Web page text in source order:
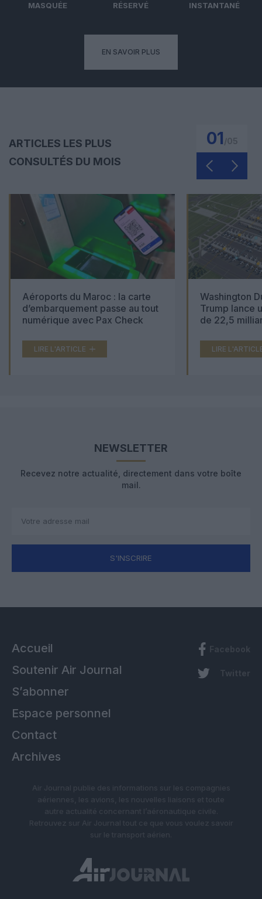
MASQUÉE
RÉSERVÉ
INSTANTANÉ
EN SAVOIR PLUS
ARTICLES LES PLUS
CONSULTÉS DU MOIS
01
Aéroports du Maroc : la carte
d’embarquement passe au tout
numérique avec Pax Check
LIRE L'ARTICLE
Washington
Trump lance
de 22,5
LIRE
NEWSLETTER
Recevez notre actualité, directement dans votre boîte
mail.
S'INSCRIRE
Accueil
Soutenir Air Journal
S’abonner
Espace personnel
Contact
Archives